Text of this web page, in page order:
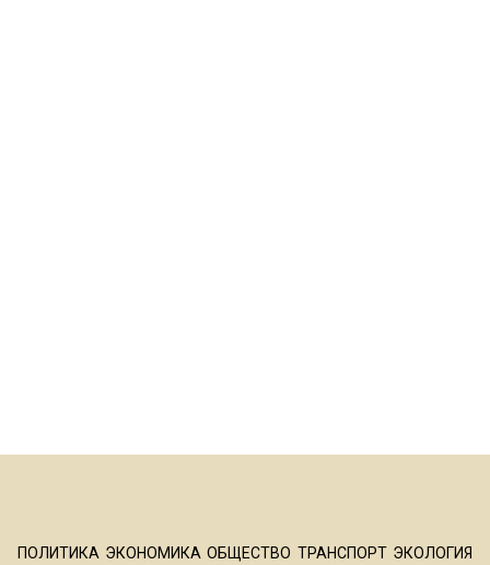
ПОЛИТИКА ЭКОНОМИКА ОБЩЕСТВО ТРАНСПОРТ ЭКОЛОГИЯ